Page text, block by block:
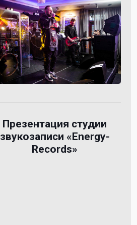
Презентация студии
звукозаписи «Energy-
Records»